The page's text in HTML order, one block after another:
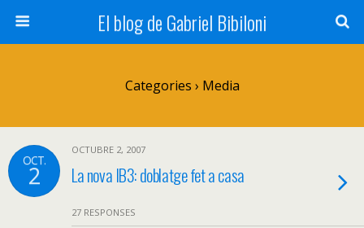
El blog de Gabriel Bibiloni
Categories › Media
OCT.
2
OCTUBRE 2, 2007
La nova IB3: doblatge fet a casa
27 RESPONSES